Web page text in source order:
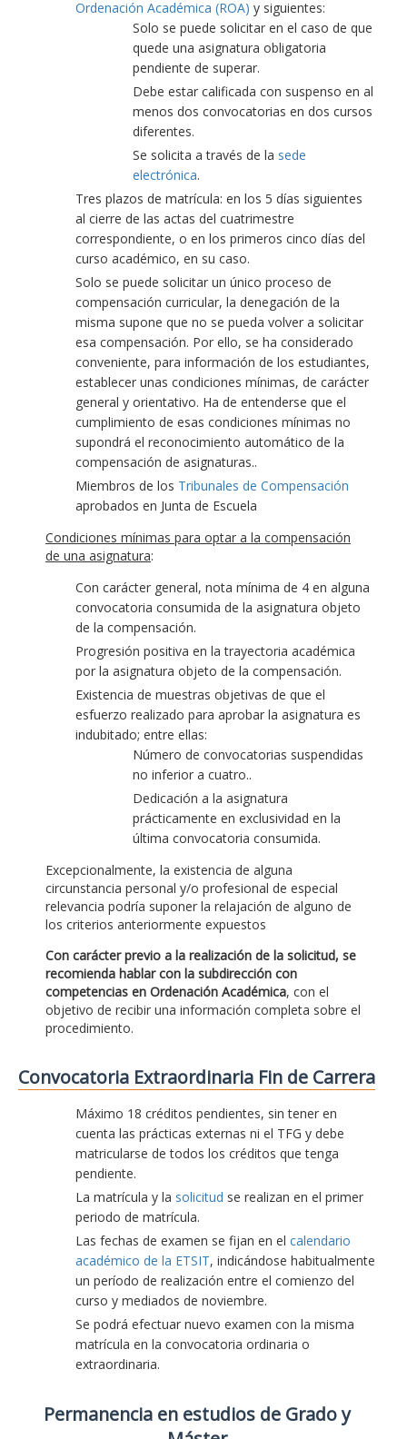
Ordenación Académica (ROA) y siguientes:
Solo se puede solicitar en el caso de que
quede una asignatura obligatoria
pendiente de superar.
Debe estar calificada con suspenso en al
menos dos convocatorias en dos cursos
diferentes.
Se solicita a través de la sede
electrónica.
Tres plazos de matrícula: en los 5 días siguientes
al cierre de las actas del cuatrimestre
correspondiente, o en los primeros cinco días del
curso académico, en su caso.
Solo se puede solicitar un único proceso de
compensación curricular, la denegación de la
misma supone que no se pueda volver a solicitar
esa compensación. Por ello, se ha considerado
conveniente, para información de los estudiantes,
establecer unas condiciones mínimas, de carácter
general y orientativo. Ha de entenderse que el
cumplimiento de esas condiciones mínimas no
supondrá el reconocimiento automático de la
compensación de asignaturas..
Miembros de los Tribunales de Compensación
aprobados en Junta de Escuela
Condiciones mínimas para optar a la compensación
de una asignatura:
Con carácter general, nota mínima de 4 en alguna
convocatoria consumida de la asignatura objeto
de la compensación.
Progresión positiva en la trayectoria académica
por la asignatura objeto de la compensación.
Existencia de muestras objetivas de que el
esfuerzo realizado para aprobar la asignatura es
indubitado; entre ellas:
Número de convocatorias suspendidas
no inferior a cuatro..
Dedicación a la asignatura
prácticamente en exclusividad en la
última convocatoria consumida.
Excepcionalmente, la existencia de alguna
circunstancia personal y/o profesional de especial
relevancia podría suponer la relajación de alguno de
los criterios anteriormente expuestos
Con carácter previo a la realización de la solicitud, se
recomienda hablar con la subdirección con
competencias en Ordenación Académica, con el
objetivo de recibir una información completa sobre el
procedimiento.
Convocatoria Extraordinaria Fin de Carrera
Máximo 18 créditos pendientes, sin tener en
cuenta las prácticas externas ni el TFG y debe
matricularse de todos los créditos que tenga
pendiente.
La matrícula y la solicitud se realizan en el primer
periodo de matrícula.
Las fechas de examen se fijan en el calendario
académico de la ETSIT, indicándose habitualmente
un período de realización entre el comienzo del
curso y mediados de noviembre.
Se podrá efectuar nuevo examen con la misma
matrícula en la convocatoria ordinaria o
extraordinaria.
Permanencia en estudios de Grado y